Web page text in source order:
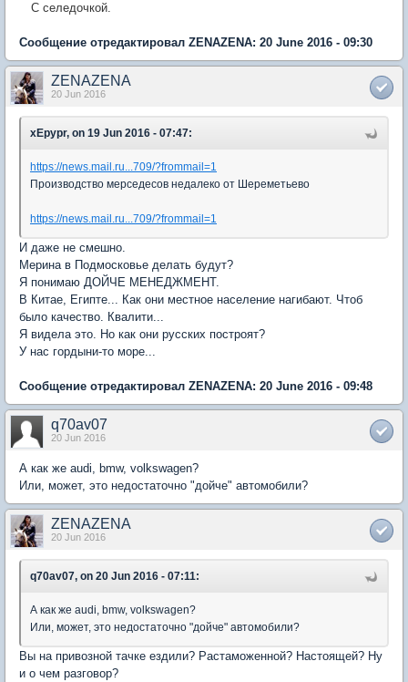
С селедочкой.
Сообщение отредактировал ZENAZENA: 20 June 2016 - 09:30
ZENAZENA
20 Jun 2016
xEpypr, on 19 Jun 2016 - 07:47:
https://news.mail.ru...709/?frommail=1
Производство мерседесов недалеко от Шереметьево
https://news.mail.ru...709/?frommail=1
И даже не смешно.
Мерина в Подмосковье делать будут?
Я понимаю ДОЙЧЕ МЕНЕДЖМЕНТ.
В Китае, Египте... Как они местное население нагибают. Чтоб
было качество. Квалити...
Я видела это. Но как они русских построят?
У нас гордыни-то море...
Сообщение отредактировал ZENAZENA: 20 June 2016 - 09:48
q70av07
20 Jun 2016
А как же audi, bmw, volkswagen?
Или, может, это недостаточно "дойче" автомобили?
ZENAZENA
20 Jun 2016
q70av07, on 20 Jun 2016 - 07:11:
А как же audi, bmw, volkswagen?
Или, может, это недостаточно "дойче" автомобили?
Вы на привозной тачке ездили? Растаможенной? Настоящей? Ну
и о чем разговор?